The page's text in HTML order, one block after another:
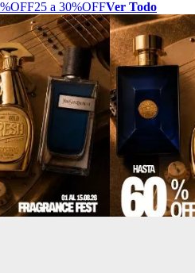
25 a 30%OFFVer Todo